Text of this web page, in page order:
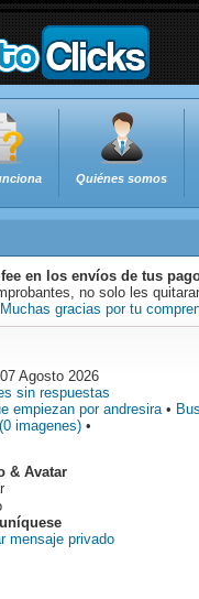
Quiénes somos
en los envíos de tus
no solo les
Muchas gracias por tu
Agosto 2026
sin respuestas
empiezan por andresira•
imagenes) •
& Avatar